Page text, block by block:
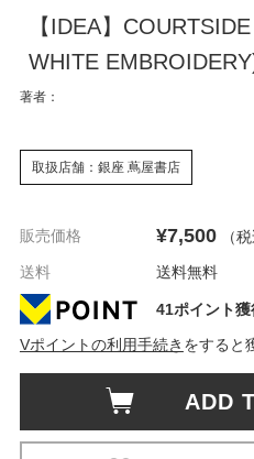
【IDEA】
WHITE
著者：
取扱店舗：銀座 蔦屋書店
販売価格 ¥7,500 （
送料
送料無料
41ポイント獲
Vポイントの利用手続き をすると
ADD